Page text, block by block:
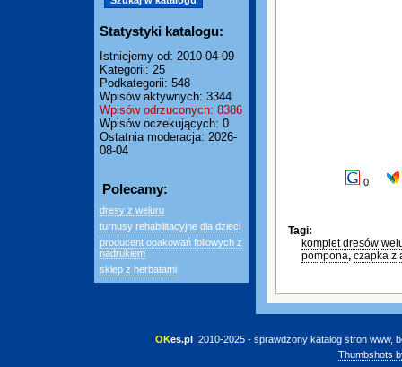
Statystyki katalogu:
Istniejemy od: 2010-04-09
Kategorii: 25
Podkategorii: 548
Wpisów aktywnych: 3344
Wpisów odrzuconych: 8386
Wpisów oczekujących: 0
Ostatnia moderacja: 2026-
08-04
Polecamy:
dresy z weluru
turnusy rehabilitacyjne dla dzieci
producent opakowań foliowych z
nadrukiem
sklep z herbatami
0
Tagi:
komplet dresów
pompona, czapka z
OKes.pl 2010-2025 - sprawdzony katalog stron www,
Thumbshots